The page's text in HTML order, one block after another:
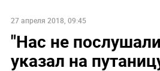
27 апреля 2018, 09:45
"Нас не
указал на